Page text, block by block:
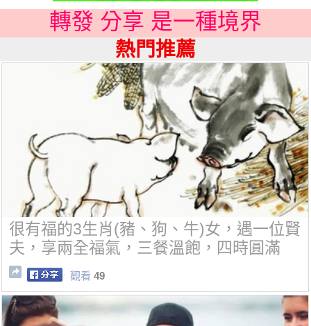
轉發 分享 是一種境界
熱門推薦
很有福的3生肖(豬、狗、牛)女，遇一位賢
夫，享兩全福氣，三餐溫飽，四時圓滿
觀看 49